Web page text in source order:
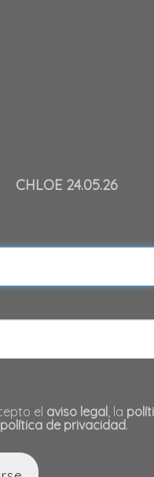
CHLOE 24.05.26
el aviso legal , la
política de privacidad.